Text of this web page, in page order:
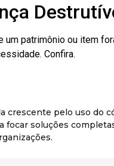
um patrimônio ou item
Confira.
crescente pelo uso do
focar soluções